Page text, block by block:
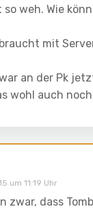
weh. Wie
mit
an der Pk
wohl auch
um 11:19 Uhr
zwar, dass